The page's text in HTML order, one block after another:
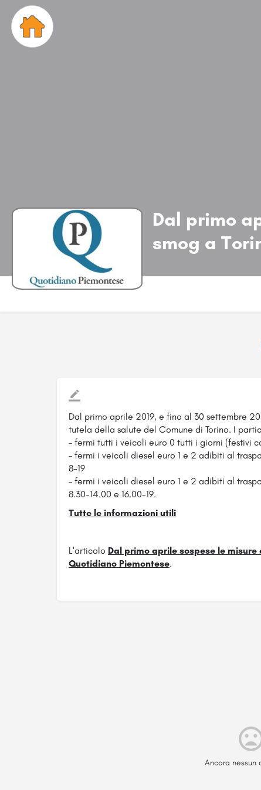
Dal primo
smog a
Dal primo aprile 2019, e fino al 30 settembre
tutela della salute del Comune di Torino. I
– fermi tutti i veicoli euro 0 tutti i giorni (festivi
– fermi i veicoli diesel euro 1 e 2 adibiti al
8-19
– fermi i veicoli diesel euro 1 e 2 adibiti al
8.30-14.00 e 16.00-19.
Tutte le informazioni utili
L'articolo Dal primo aprile sospese le misure
Quotidiano Piemontese.
Ancora nessun